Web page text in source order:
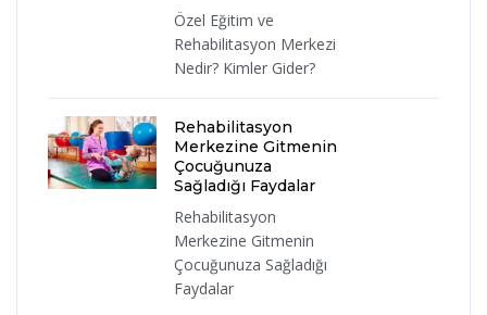
Özel Eğitim ve
Rehabilitasyon Merkezi
Nedir? Kimler Gider?
Rehabilitasyon
Merkezine Gitmenin
Çocuğunuza
Sağladığı Faydalar
Rehabilitasyon
Merkezine Gitmenin
Çocuğunuza Sağladığı
Faydalar